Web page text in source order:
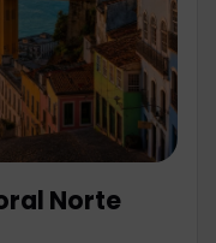
Norte